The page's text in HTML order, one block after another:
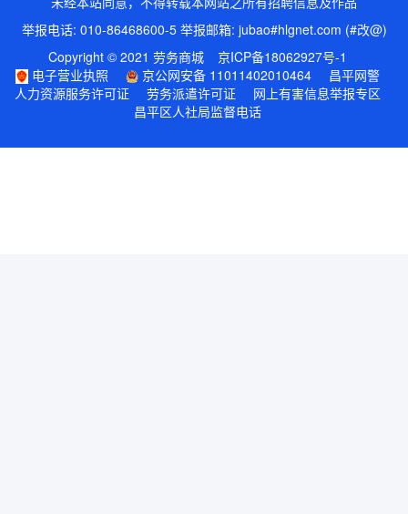
举报电话: 010-86468600-5 举报邮箱: jubao#hlgnet.com (#改@)
Copyright © 2021 劳务商城
京ICP备18062927号-1
电子营业执照
京公网安备 11011402010464
昌平网警
人力资源服务许可证
劳务派遣许可证
网上有害信息举报专区
昌平区人社局监督电话